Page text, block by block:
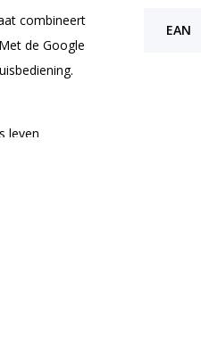
combineert
de Google
leven
het
Google
EAN